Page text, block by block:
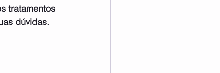
tratamentos
dúvidas.